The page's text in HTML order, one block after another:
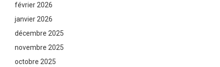
février 2026
janvier 2026
décembre 2025
novembre 2025
octobre 2025